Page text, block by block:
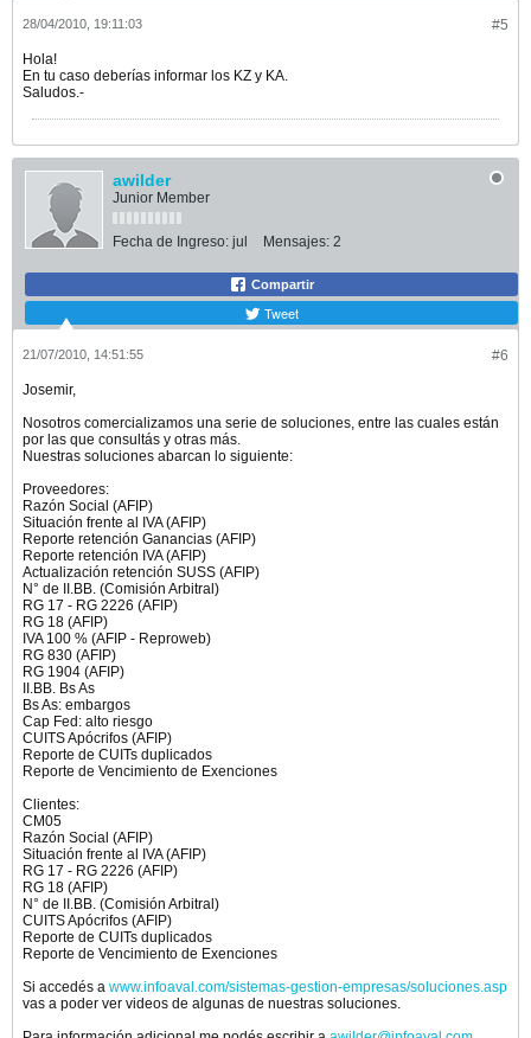
#5
28/04/2010, 19:11:03
Hola!
En tu caso deberías informar los KZ y KA.
Saludos.-
awilder
Junior Member
Fecha de Ingreso: jul Mensajes: 2
Compartir
Tweet
#6
21/07/2010, 14:51:55
Josemir,
Nosotros comercializamos una serie de soluciones, entre las cuales están
por las que consultás y otras más.
Nuestras soluciones abarcan lo siguiente:
Proveedores:
Razón Social (AFIP)
Situación frente al IVA (AFIP)
Reporte retención Ganancias (AFIP)
Reporte retención IVA (AFIP)
Actualización retención SUSS (AFIP)
N° de II.BB. (Comisión Arbitral)
RG 17 - RG 2226 (AFIP)
RG 18 (AFIP)
IVA 100 % (AFIP - Reproweb)
RG 830 (AFIP)
RG 1904 (AFIP)
II.BB. Bs As
Bs As: embargos
Cap Fed: alto riesgo
CUITS Apócrifos (AFIP)
Reporte de CUITs duplicados
Reporte de Vencimiento de Exenciones
Clientes:
CM05
Razón Social (AFIP)
Situación frente al IVA (AFIP)
RG 17 - RG 2226 (AFIP)
RG 18 (AFIP)
N° de II.BB. (Comisión Arbitral)
CUITS Apócrifos (AFIP)
Reporte de CUITs duplicados
Reporte de Vencimiento de Exenciones
Si accedés a www.infoaval.com/sistemas-gestion-empresas/soluciones.asp
vas a poder ver videos de algunas de nuestras soluciones.